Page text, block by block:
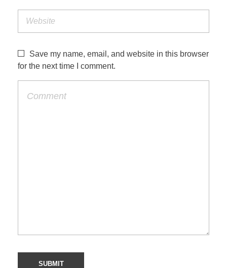
Save my name, email, and website in this browser
for the next time I comment.